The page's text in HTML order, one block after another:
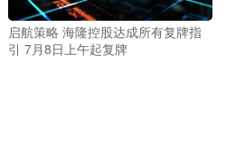
启航策略 海隆控股达成所有复牌指
引 7月8日上午起复牌